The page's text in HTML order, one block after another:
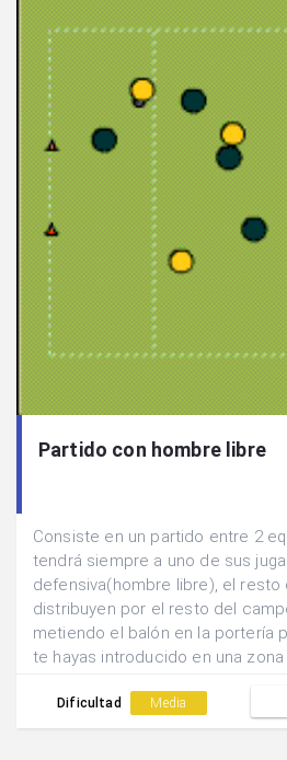
Partido con hombre libre
Consiste en un partido entre 2
tendrá siempre a uno de sus
defensiva(hombre libre), el resto
distribuyen por el resto del
metiendo el balón en la portería
te hayas introducido en una
Dificultad Media